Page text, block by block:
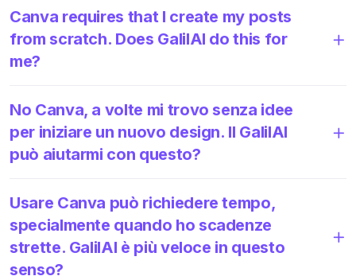
Canva requires that I create my posts
from scratch. Does GalilAI do this for
me?
No Canva, a volte mi trovo senza idee
per iniziare un nuovo design. Il GalilAI
può aiutarmi con questo?
Usare Canva può richiedere tempo,
specialmente quando ho scadenze
strette. GalilAI è più veloce in questo
senso?